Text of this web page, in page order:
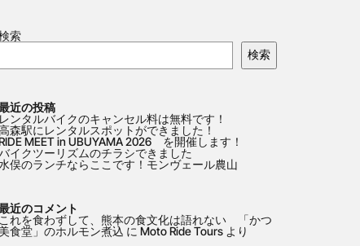
索
検索
近の投稿
レンタルバイクのキャンセル料は無料です！
森駅にレンタルスポットができました！
MEET in UBUYAMA 2026 を開催します！
イクツーリズムのチラシできました
俣のランチならここです！モンヴェール農山
近のコメント
これを食わずして、熊本の食文化は語れない 「かつ
美食堂」のホルモン煮込 に Moto Ride Tours より